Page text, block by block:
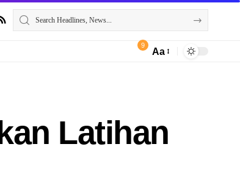
9
Aa
Latihan